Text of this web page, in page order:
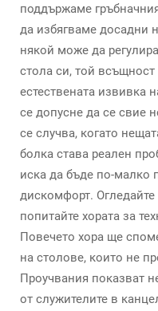
поддържаме
да избягваме досадни
някой може да
стола си, той
естествената извивка
се допусне да се свие
се случва, когато
болка става реален
иска да бъде по-малко
дискомфорт.
попитайте хората за
Повечето хора ще
на столове, които не
Проучвания показват
от служителите в